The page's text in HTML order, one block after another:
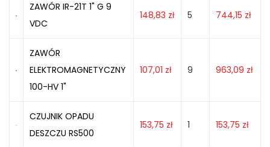
ZAWÓR IR-21T 1" G 9
VDC
148,83 zł 5 744,15 zł
ZAWÓR
ELEKTROMAGNETYCZNY
100-HV 1"
107,01 zł 9 963,09 zł
CZUJNIK OPADU
DESZCZU RS500
153,75 zł 1 153,75 zł